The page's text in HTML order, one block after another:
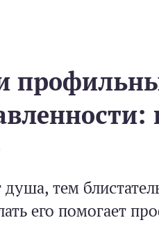
тем
его помогает